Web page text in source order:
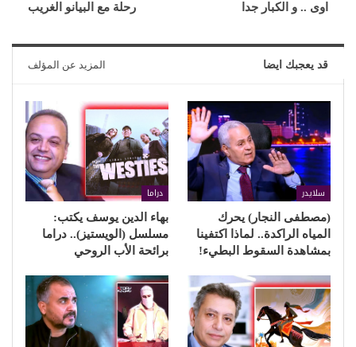
اوى .. و الكبار جدا
رحلة مع البيانو الغريب
قد يعجبك ايضا المزيد عن المؤلف
سلايدر
(مصطفى النجار) يحرك
المياه الراكدة.. لماذا اكتفينا
بمشاهدة السقوط البطيء!
دراما
بهاء الدين يوسف يكتب:
مسلسل (الويستيز).. دراما
برائحة الأب الروحي